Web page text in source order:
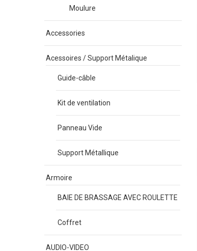
Moulure
Accessories
Acessoires / Support Métalique
Guide-câble
Kit de ventilation
Panneau Vide
Support Métallique
Armoire
BAIE DE BRASSAGE AVEC ROULETTE
Coffret
AUDIO-VIDEO